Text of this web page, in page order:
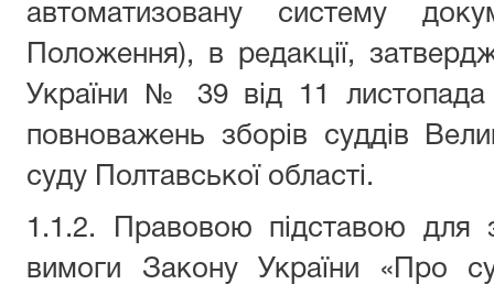
автоматизовану систему
Положення), в редакції,
України № 39 від 11 листопада
повноважень зборів суддів
суду Полтавської області.
1.1.2. Правовою підставою для
вимоги Закону України «Про